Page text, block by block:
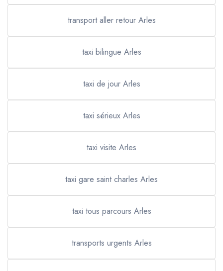
transport aller retour Arles
taxi bilingue Arles
taxi de jour Arles
taxi sérieux Arles
taxi visite Arles
taxi gare saint charles Arles
taxi tous parcours Arles
transports urgents Arles